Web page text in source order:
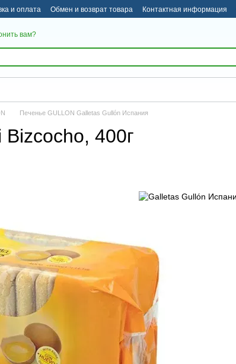
и оплата Обмен и возврат товара Контактная информация
вам?
Печенье GULLON Galletas Gullón Испания
400г